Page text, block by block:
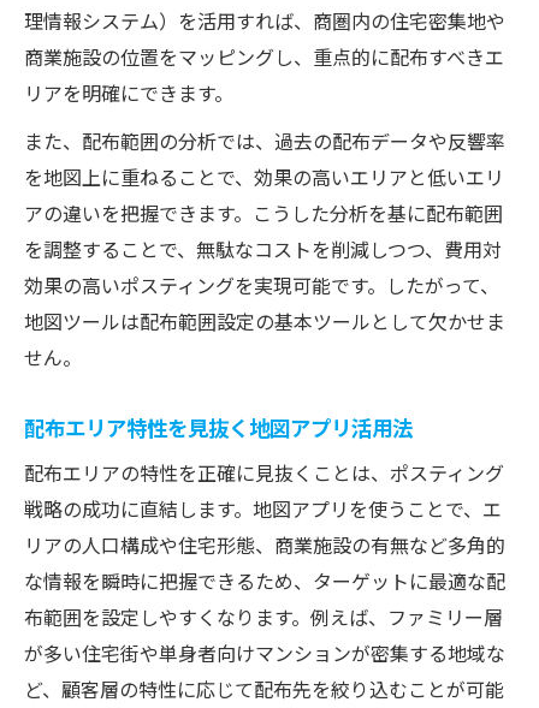
理情報システム）を活用すれば、商圏内の住宅密集地や
商業施設の位置をマッピングし、重点的に配布すべきエ
リアを明確にできます。
また、配布範囲の分析では、過去の配布データや反響率
を地図上に重ねることで、効果の高いエリアと低いエリ
アの違いを把握できます。こうした分析を基に配布範囲
を調整することで、無駄なコストを削減しつつ、費用対
効果の高いポスティングを実現可能です。したがって、
地図ツールは配布範囲設定の基本ツールとして欠かせま
せん。
配布エリア特性を見抜く地図アプリ活用法
配布エリアの特性を正確に見抜くことは、ポスティング
戦略の成功に直結します。地図アプリを使うことで、エ
リアの人口構成や住宅形態、商業施設の有無など多角的
な情報を瞬時に把握できるため、ターゲットに最適な配
布範囲を設定しやすくなります。例えば、ファミリー層
が多い住宅街や単身者向けマンションが密集する地域な
ど、顧客層の特性に応じて配布先を絞り込むことが可能